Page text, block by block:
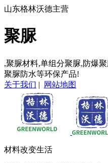
山东格林沃德主营
聚脲
,聚脲材料,单组分聚脲,防爆
聚脲防水等环保产品!
关于我们 | 网站地图
材料改变生活